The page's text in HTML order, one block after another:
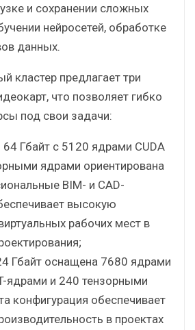
и сохранении сложных
нейросетей, обработке
данных.
кластер предлагает три
что позволяет гибко
под свои задачи:
64 Гбайт с 5120 ядрами CUDA
ядрами ориентирована
BIM- и CAD-
высокую
рабочих мест в
Гбайт оснащена 7680 ядрами
ядрами и 240 тензорными
конфигурация обеспечивает
в проектах